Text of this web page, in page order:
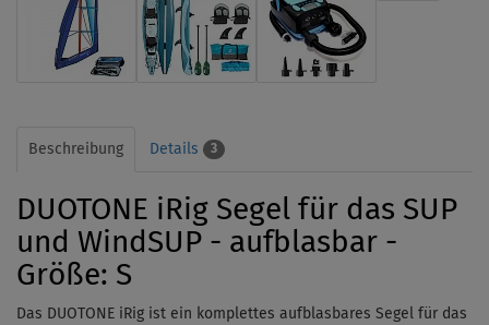
Beschreibung Details 3
DUOTONE iRig Segel für das SUP
und WindSUP - aufblasbar -
Größe: S
Das DUOTONE iRig ist ein komplettes aufblasbares Segel für das